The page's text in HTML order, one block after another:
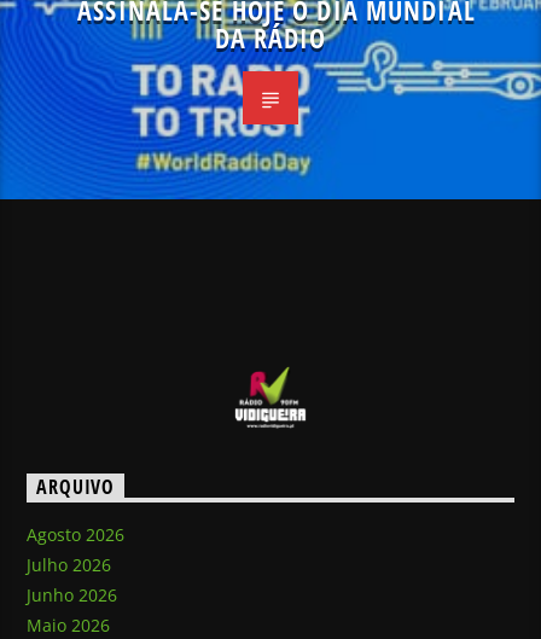
ASSINALA-SE HOJE O DIA MUNDIAL
DA RÁDIO
ARQUIVO
Agosto 2026
Julho 2026
Junho 2026
Maio 2026